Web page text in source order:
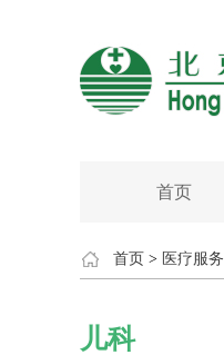
首页
首页 > 医疗服务
儿科